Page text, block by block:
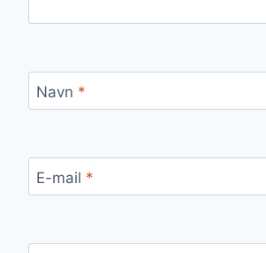
Navn *
E-mail *